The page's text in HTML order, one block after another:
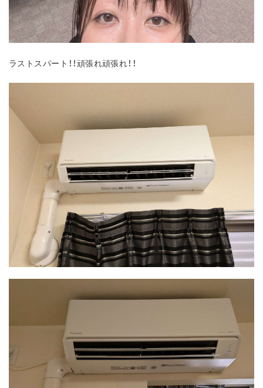
ラストスパート！！頑張れ頑張れ！！